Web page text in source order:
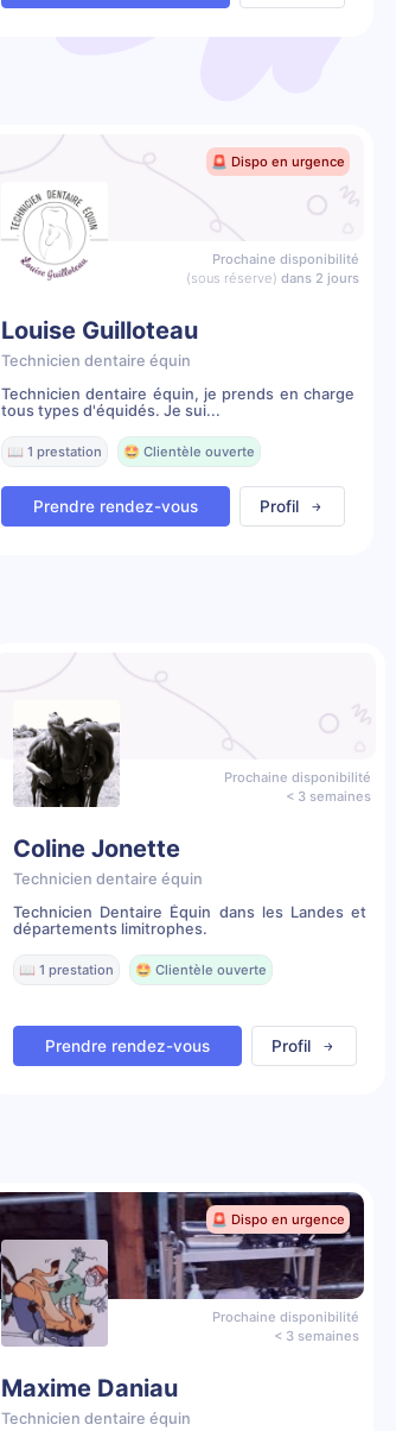
🚨 Dispo en urgence
Prochaine disponibilité
(sous réserve) dans 2 jours
Louise Guilloteau
Technicien dentaire équin
Technicien dentaire équin, je prends en charge
tous types d'équidés. Je sui...
📖 1 prestation 🤩 Clientèle ouverte
Prendre rendez-vous Profil
Prochaine disponibilité
< 3 semaines
Coline Jonette
Technicien dentaire équin
Technicien Dentaire Équin dans les Landes et
départements limitrophes.
📖 1 prestation 🤩 Clientèle ouverte
Prendre rendez-vous Profil
🚨 Dispo en urgence
Prochaine disponibilité
< 3 semaines
Maxime Daniau
Technicien dentaire équin